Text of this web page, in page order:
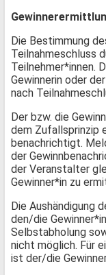
Die Bestimmung
Teilnahmeschluss
Teilnehmer*innen.
Gewinnerin oder
nach
Der bzw. die
dem Zufallsprinzip
benachrichtigt.
der
der Veranstalter
Gewinner*in zu
Die Aushändigung
den/die
Selbstabholung
nicht möglich. Für
ist der/die